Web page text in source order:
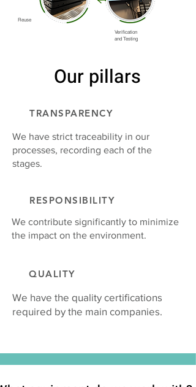
Reuse
Verification
and Testing
Our pillars
Our pillars
TRANSPARENCY
We have strict traceability in our
processes, recording each of the
stages.
RESPONSIBILITY
We contribute significantly to minimize
the impact on the environment.
QUALITY
We have the quality certifications
required by the main companies.